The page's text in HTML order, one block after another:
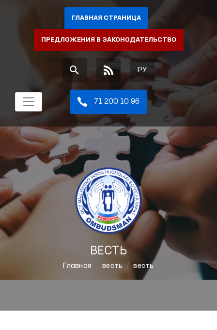
ГЛАВНАЯ СТРАНИЦА
ПРЕДЛОЖЕНИЯ В ЗАКОНОДАТЕЛЬСТВО
РУ
71 200 10 96
ВЕСТЬ
Главная весть весть